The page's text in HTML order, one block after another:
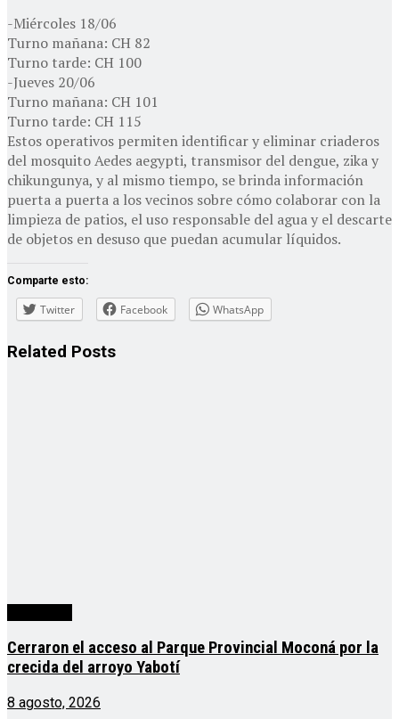
-Miércoles 18/06
Turno mañana: CH 82
Turno tarde: CH 100
-Jueves 20/06
Turno mañana: CH 101
Turno tarde: CH 115
Estos operativos permiten identificar y eliminar criaderos
del mosquito Aedes aegypti, transmisor del dengue, zika y
chikungunya, y al mismo tiempo, se brinda información
puerta a puerta a los vecinos sobre cómo colaborar con la
limpieza de patios, el uso responsable del agua y el descarte
de objetos en desuso que puedan acumular líquidos.
Comparte esto:
Twitter Facebook WhatsApp
Related Posts
Cerraron el acceso al Parque Provincial Moconá por la
crecida del arroyo Yabotí
8 agosto, 2026